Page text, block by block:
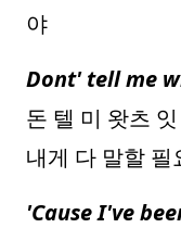
야
Dont' tell me
돈 텔 미 왓츠
내게 다 말할 필
'Cause I've